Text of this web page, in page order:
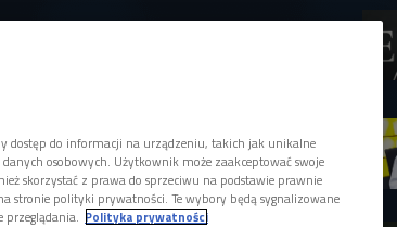
w domu na kanapie,
w Czwórce
Stowarzyszenia
o tym, czy
to dobry pomysł.
dostęp do informacji na urządzeniu, takich jak unikalne
osobowych. Użytkownik może zaakceptować swoje
skorzystać z prawa do sprzeciwu na podstawie prawnie
stronie polityki prywatności. Te wybory będą sygnalizowane
przeglądania. Polityka prywatności